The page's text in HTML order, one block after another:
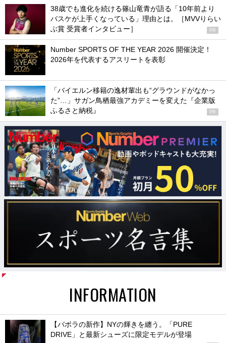
38歳でも進化を続ける篠山竜青が語る「10年前より
バスケが上手くなっている」理由とは。［MVVりらい
ぶ賞 受賞者インタビュー］
PR
Number SPORTS OF THE YEAR 2026 開催決定！
2026年を代表するアスリートを表彰
「バイエルン移籍の逸材輩出も“グラウンドがなかっ
た”…」サガン鳥栖最強アカデミーを変えた『企業版
ふるさと納税』
PR
INFORMATION
【バボラの新作】NYの輝きを纏う。「PURE
DRIVE」と最新シューズに限定モデルが登場